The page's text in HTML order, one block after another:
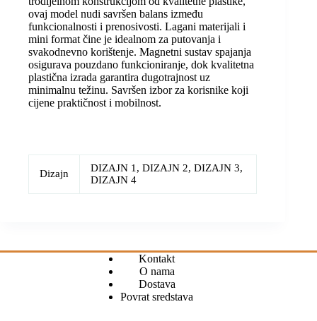
ovaj model nudi savršen balans između
funkcionalnosti i prenosivosti. Lagani materijali i
mini format čine je idealnom za putovanja i
svakodnevno korištenje. Magnetni sustav spajanja
osigurava pouzdano funkcioniranje, dok kvalitetna
plastična izrada garantira dugotrajnost uz
minimalnu težinu. Savršen izbor za korisnike koji
cijene praktičnost i mobilnost.
Dizajn
DIZAJN 1, DIZAJN 2, DIZAJN 3,
DIZAJN 4
Kontakt
O nama
Dostava
Povrat sredstava